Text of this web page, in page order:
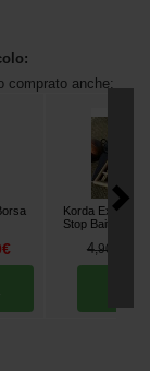
comprato anche:
€
Korda Extender
Stop Bait
4,90